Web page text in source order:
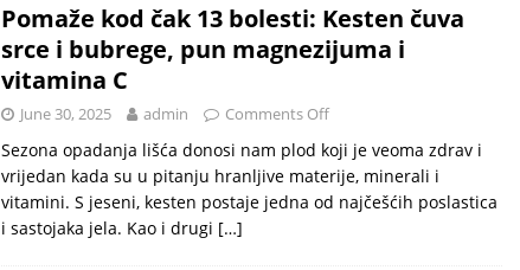
Pomaže kod čak 13 bolesti: Kesten čuva
srce i bubrege, pun magnezijuma i
vitamina C
June 30, 2025 admin Comments Off
Sezona opadanja lišća donosi nam plod koji je veoma zdrav i
vrijedan kada su u pitanju hranljive materije, minerali i
vitamini. S jeseni, kesten postaje jedna od najčešćih poslastica
i sastojaka jela. Kao i drugi […]